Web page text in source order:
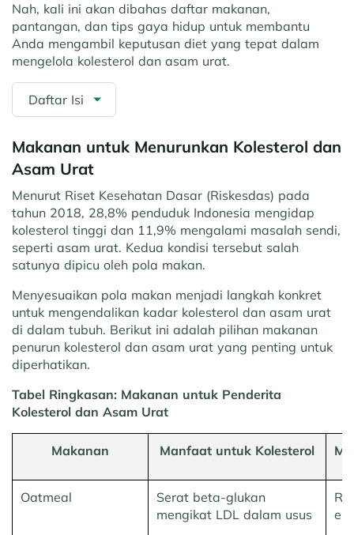
Nah, kali ini akan dibahas daftar makanan,
pantangan, dan tips gaya hidup untuk membantu
Anda mengambil keputusan diet yang tepat dalam
mengelola kolesterol dan asam urat.
Daftar Isi
Makanan untuk Menurunkan Kolesterol dan
Asam Urat
Menurut Riset Kesehatan Dasar (Riskesdas) pada
tahun 2018, 28,8% penduduk Indonesia mengidap
kolesterol tinggi dan 11,9% mengalami masalah sendi,
seperti asam urat. Kedua kondisi tersebut salah
satunya dipicu oleh pola makan.
Menyesuaikan pola makan menjadi langkah konkret
untuk mengendalikan kadar kolesterol dan asam urat
di dalam tubuh. Berikut ini adalah pilihan makanan
penurun kolesterol dan asam urat yang penting untuk
diperhatikan.
Tabel Ringkasan: Makanan untuk Penderita
Kolesterol dan Asam Urat
Makanan Manfaat untuk Kolesterol
Oatmeal
Serat beta-glukan
mengikat LDL dalam usus